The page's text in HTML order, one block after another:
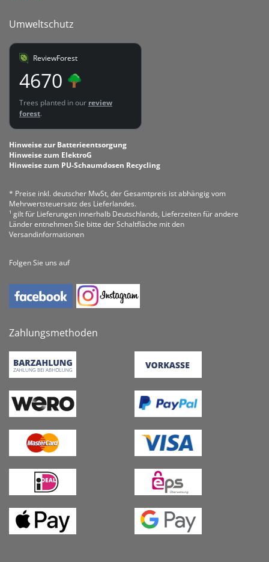
Umweltschutz
ReviewForest
4670
Trees planted in our review
forest.
Hinweise zur Batterieentsorgung
Hinweise zum ElektroG
Hinweise zum PU-Schaumdosen Recycling
* Preise inkl. deutscher MwSt, der Gesamtpreis ist abhängig vom
Mehrwertsteuersatz des Lieferlandes.
¹ gilt für Lieferungen innerhalb Deutschlands, Lieferzeiten für andere
Länder entnehmen Sie bitte der Schaltfläche mit den
Versandinformationen
Folgen Sie uns auf
Zahlungsmethoden